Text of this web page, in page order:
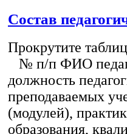
Состав
Прокрутите
№ п/п ФИО
должность
преподаваемых
(модулей),
образования,